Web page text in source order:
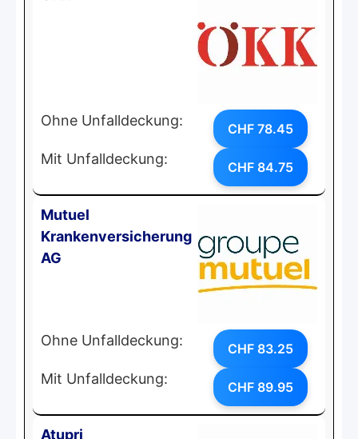
Ohne Unfalldeckung: CHF 78.45
Mit Unfalldeckung: CHF 84.75
Mutuel
Krankenversicherung
AG
Ohne Unfalldeckung: CHF 83.25
Mit Unfalldeckung: CHF 89.95
Atupri